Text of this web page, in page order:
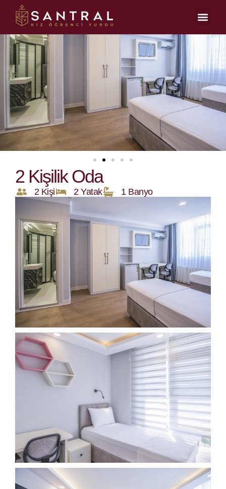
2 Kişilik Oda
2 Kişi 2 Yatak 1 Banyo